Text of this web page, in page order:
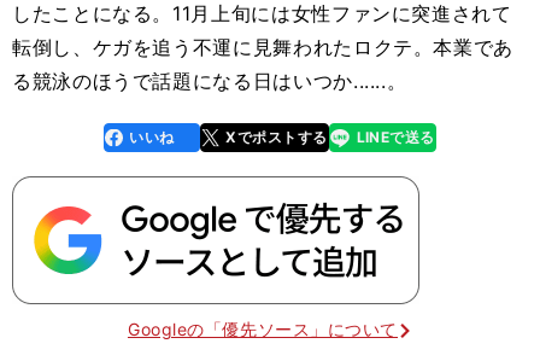
したことになる。11月上旬には女性ファンに突進されて
転倒し、ケガを追う不運に見舞われたロクテ。本業であ
る競泳のほうで話題になる日はいつか......。
faceboo
k
いいね Xでポストする
line LINEで送る
Googleの「優先ソース」について